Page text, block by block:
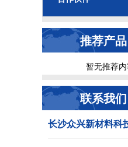
推荐产品
暂无推荐内
联系我们
长沙众兴新材料科